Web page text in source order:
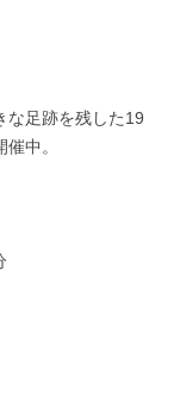
な足跡を残した19
中。